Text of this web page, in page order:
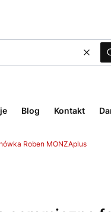
Blog Kontakt
Roben MONZAplus